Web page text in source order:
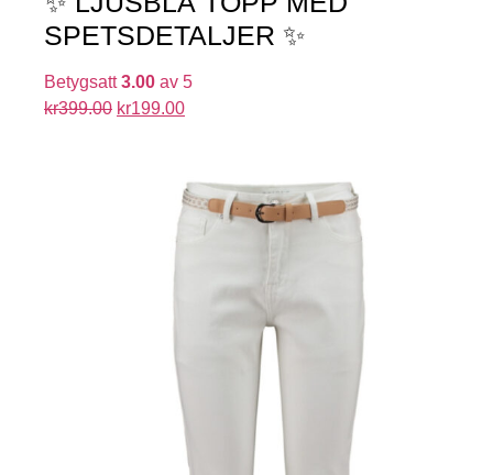
SPETSDETALJER ✨
Betygsatt3.00 av 5
kr399.00 kr199.00